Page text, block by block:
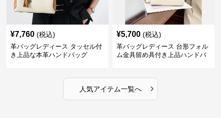
¥7,760 (税込)
革バッグレディース タッセル付
き上品な本革ハンドバッグ
¥5,700 (税込)
革バッグレディース 台形フォル
ム金具留め具付き上品ハンドバ
人気アイテム一覧へ ›